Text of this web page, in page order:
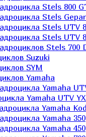
Stels 800
Stels
Stels UTV
Stels UTV
Stels 700
Suzuki
SYM
Yamaha
Yamaha
Yamaha UTV
Yamaha
Yamaha 350
Yamaha 450